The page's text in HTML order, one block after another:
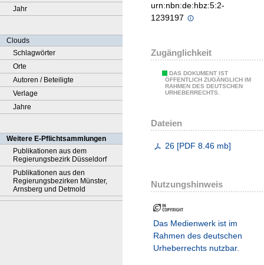
Jahr
Clouds
Schlagwörter
Orte
Autoren / Beteiligte
Verlage
Jahre
Weitere E-Pflichtsammlungen
Publikationen aus dem
Regierungsbezirk Düsseldorf
Publikationen aus den
Regierungsbezirken Münster,
Arnsberg und Detmold
urn:nbn:de:hbz:5:2-
1239197
Zugänglichkeit
DAS DOKUMENT IST
ÖFFENTLICH ZUGÄNGLICH IM
RAHMEN DES DEUTSCHEN
URHEBERRECHTS.
Dateien
26 [PDF 8.46 mb]
Nutzungshinweis
Das Medienwerk ist im
Rahmen des deutschen
Urheberrechts nutzbar.